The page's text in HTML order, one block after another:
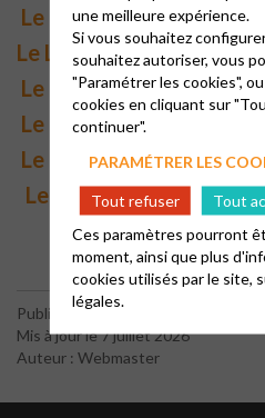
Le Lien N°163– été 2023
Le Lien N°162 –mars
Le Lien-n° 161–
Le Lien n°160
Le Lien n°159– Juin
Le Lien n°158– Mars
Publié le 8 décembre 2022
Mis à jour le 7 juillet 2026
Auteur : Webmaster
une meilleure expérience.
Si vous souhaitez
souhaitez autoriser, vous
"Paramétrer les cookies",
cookies en cliquant sur
continuer".
PARAMÉTRER LES
Tout refuser
Tout
Ces paramètres pourront
moment, ainsi que plus
cookies utilisés par le site,
légales.